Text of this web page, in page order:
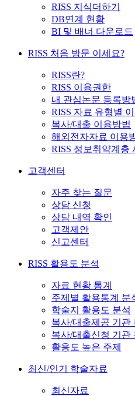
RISS 지식더하기
DB연계 현황
BI 및 배너 다운로드
RISS 처음 방문 이세요?
RISS란?
RISS 이용권한
내 관심논문 등록방
RISS 자료 유형별
복사/대출 이용방법
해외전자자료 이용
RISS 정보취약계층
고객센터
자주 찾는 질문
상담 신청
상담 내역 확인
고객제안
신고센터
RISS 활용도 분석
자료 현황 통계
주제별 활용통계 분
학술지 활용도 분석
복사/대출제공 기관
복사/대출신청 기관
활용도 높은 주제
최신/인기 학술자료
최신자료